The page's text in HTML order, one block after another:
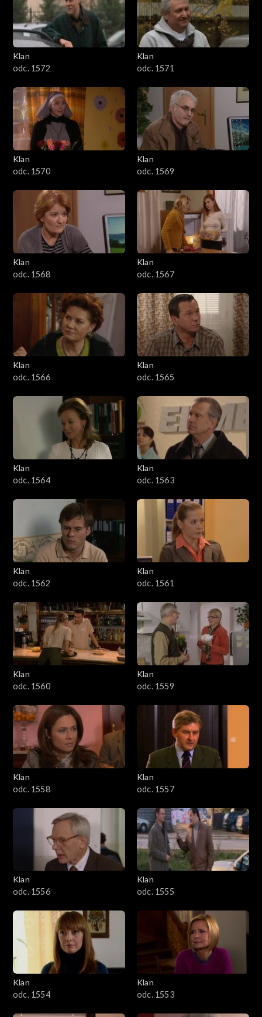
Klan
odc. 1572
Klan
odc. 1571
Klan
odc. 1570
Klan
odc. 1569
Klan
odc. 1568
Klan
odc. 1567
Klan
odc. 1566
Klan
odc. 1565
Klan
odc. 1564
Klan
odc. 1563
Klan
odc. 1562
Klan
odc. 1561
Klan
odc. 1560
Klan
odc. 1559
Klan
odc. 1558
Klan
odc. 1557
Klan
odc. 1556
Klan
odc. 1555
Klan
odc. 1554
Klan
odc. 1553